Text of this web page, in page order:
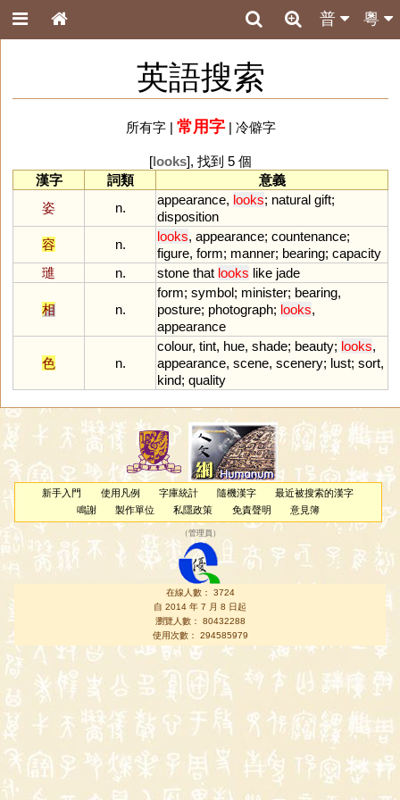
粵
普
英語搜索
所有字| 常用字| 冷僻字
[looks], 找到 5 個
漢字
詞類
意義
姿
n.
appearance, looks; natural gift;
disposition
容
n.
looks, appearance; countenance;
figure, form; manner; bearing; capacity
璡
n. stone that looks like jade
相 n.
form; symbol; minister; bearing,
posture; photograph; looks,
appearance
色 n.
colour, tint, hue, shade; beauty; looks,
appearance, scene, scenery; lust; sort,
kind; quality
新手入門 使用凡例 字庫統計 隨機漢字
最近被搜索的漢字
鳴謝
製作單位 私隱政策 免責聲明 意見簿
（管理員 ）
在線人數： 3724
自 2014 年 7 月 8 日起
瀏覽人數： 80432288
使用次數： 294585979